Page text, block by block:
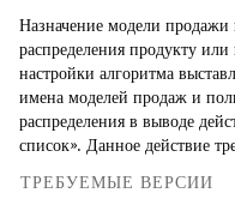
Назначение модели
распределения продукту
настройки алгоритма
имена моделей продаж и
распределения в выводе
список». Данное действие
ТРЕБУЕМЫЕ ВЕРСИИ